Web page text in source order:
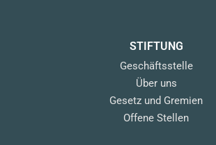
STIFTUNG
Geschäftsstelle
Über uns
Gesetz und Gremien
Offene Stellen